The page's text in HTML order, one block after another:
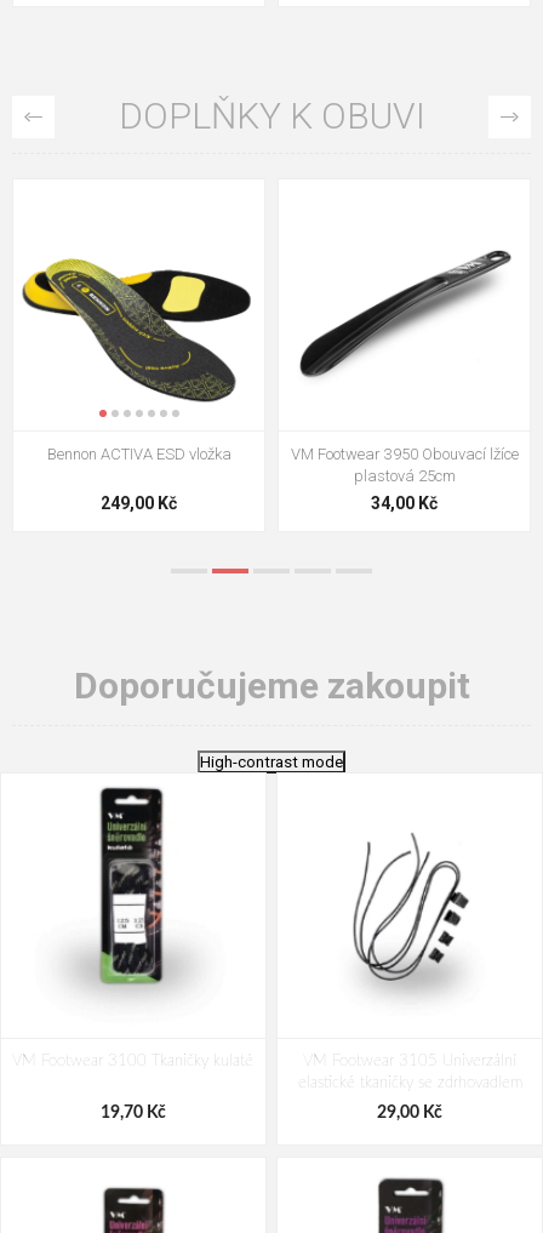
DOPLŇKY K OBUVI
VM Footwear 3009 Vkládací stélka
124,00 Kč
VM Footwear 3102 Tkaničky
ploché
18,70 Kč
Doporučujeme zakoupit
High-contrast mode
VM Footwear 3100 Tkaničky kulaté
19,70 Kč
VM Footwear 3105 Univerzální
elastické tkaničky se zdrhovadlem
29,00 Kč